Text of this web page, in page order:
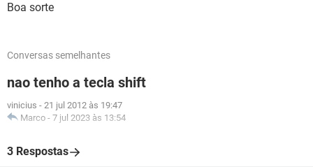
Boa sorte
Conversas semelhantes
nao tenho a tecla shift
vinicius - 21 jul 2012 às 19:47
Marco - 7 jul 2023 às 13:54
3 Respostas